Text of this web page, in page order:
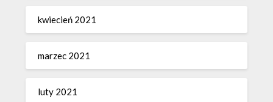
kwiecień 2021
marzec 2021
luty 2021